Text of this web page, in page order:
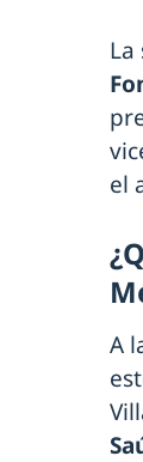
el
A